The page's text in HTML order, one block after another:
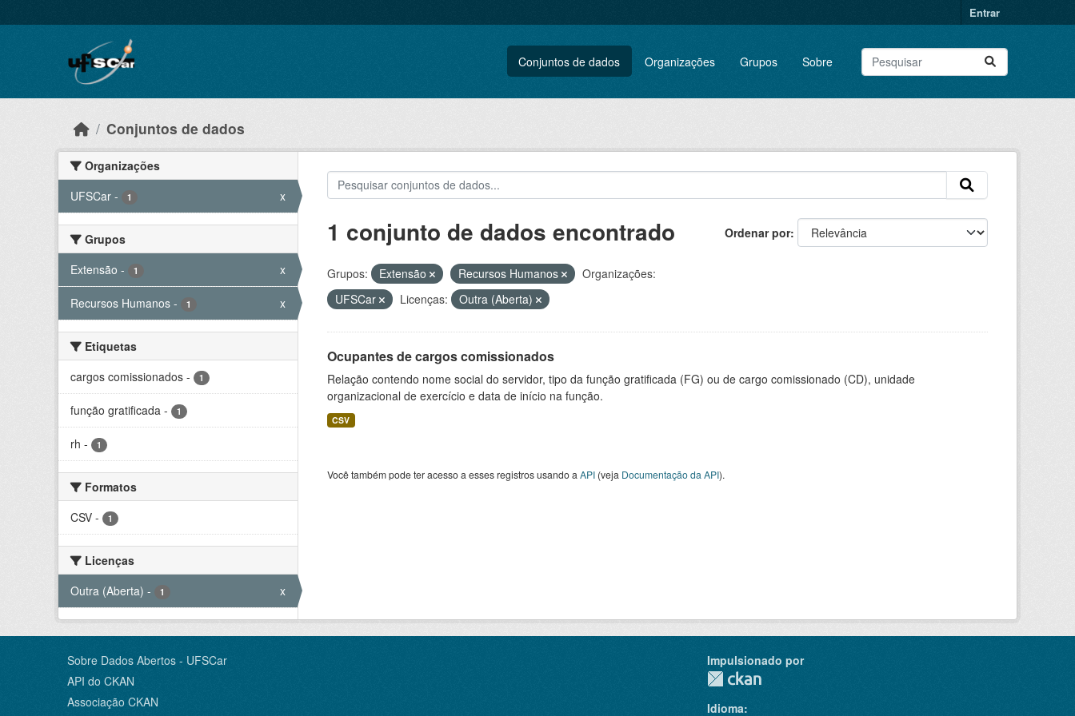
Entrar
Conjuntos de dados Organizações Grupos Sobre
Conjuntos de dados
Organizações
UFSCar - 1 x
Grupos
Extensão - 1 x
Recursos Humanos - 1 x
Etiquetas
cargos comissionados - 1
função gratificada - 1
rh - 1
Formatos
CSV - 1
Licenças
Outra (Aberta) - 1 x
Ordenar por
1 conjunto de dados encontrado
Grupos: Extensão Recursos Humanos
Organizações:
UFSCar
Licenças: Outra (Aberta)
Ocupantes de cargos comissionados
Relação contendo nome social do servidor, tipo da função gratificada (FG) ou de cargo comissionado (CD), unidade
organizacional de exercício e data de início na função.
CSV
Você também pode ter acesso a esses registros usando a API(veja Documentação da API).
Sobre Dados Abertos - UFSCar
API do CKAN
Associação CKAN
Impulsionado por
Idioma